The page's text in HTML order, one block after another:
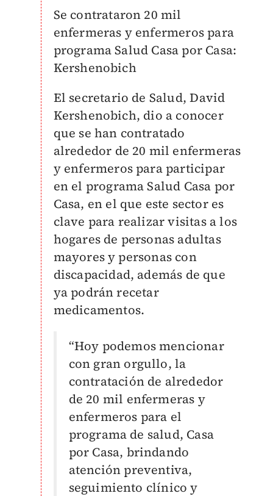
Se contrataron 20 mil
enfermeras y enfermeros para
programa Salud Casa por Casa:
Kershenobich
El secretario de Salud,David
Kershenobich, dio a conocer
que se han contratado
alrededor de 20 mil enfermeras
y enfermeros para participar
en el programa Salud Casa por
Casa, en el que este sector es
clave para realizar visitas a los
hogares de personas adultas
mayores y personas con
discapacidad, además de que
ya podrán recetar
medicamentos.
“Hoy podemos mencionar
con gran orgullo, la
contratación de alrededor
de 20 mil enfermeras y
enfermeros para el
programa de salud, Casa
por Casa, brindando
atención preventiva,
seguimiento clínico y